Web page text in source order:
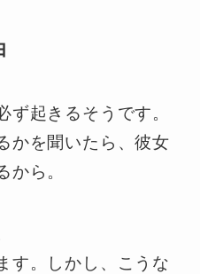
ず起きるそうです。
かを聞いたら、彼女
から。
す。しかし、こうな